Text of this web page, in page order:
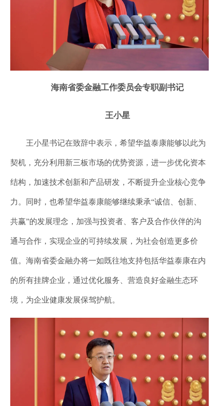
海南省委金融工作委员会专职副书记
王小星
王小星书记在致辞中表示，希望华益泰康能够以此为
契机，充分利用新三板市场的优势资源，进一步优化资本
结构，加速技术创新和产品研发，不断提升企业核心竞争
力。同时，也希望华益泰康能够继续秉承“诚信、创新、
共赢”的发展理念，加强与投资者、客户及合作伙伴的沟
通与合作，实现企业的可持续发展，为社会创造更多价
值。海南省委金融办将一如既往地支持包括华益泰康在内
的所有挂牌企业，通过优化服务、营造良好金融生态环
境，为企业健康发展保驾护航。